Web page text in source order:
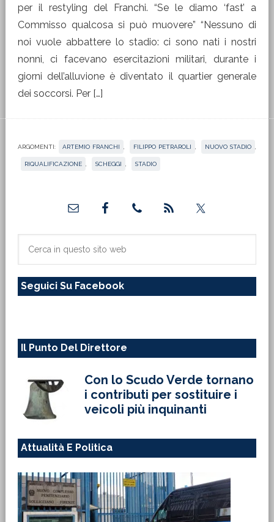
per il restyling del Franchi. “Se le diamo ‘fast’ a
Commisso qualcosa si può muovere” “Nessuno di
noi vuole abbattere lo stadio: ci sono nati i nostri
nonni, ci facevano esercitazioni militari, durante i
giorni dell’alluvione è diventato il quartier generale
dei soccorsi. Per […]
ARGOMENTI: ARTEMIO FRANCHI FILIPPO PETRAROLI NUOVO STADIO
RIQUALIFICAZIONE SCHEGGI STADIO
primaria
sito
Seguici Su Facebook
Il Punto Del Direttore
Con lo Scudo Verde tornano
i contributi per sostituire i
veicoli più inquinanti
Attualità E Politica